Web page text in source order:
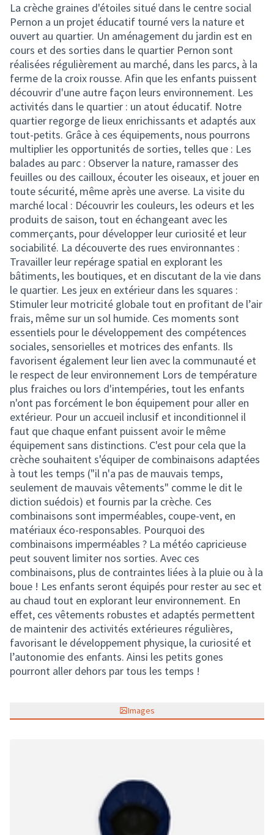
La crèche graines d'étoiles situé dans le centre social
Pernon a un projet éducatif tourné vers la nature et
ouvert au quartier. Un aménagement du jardin est en
cours et des sorties dans le quartier Pernon sont
réalisées régulièrement au marché, dans les parcs, à la
ferme de la croix rousse. Afin que les enfants puissent
découvrir d'une autre façon leurs environnement. Les
activités dans le quartier : un atout éducatif. Notre
quartier regorge de lieux enrichissants et adaptés aux
tout-petits. Grâce à ces équipements, nous pourrons
multiplier les opportunités de sorties, telles que : Les
balades au parc : Observer la nature, ramasser des
feuilles ou des cailloux, écouter les oiseaux, et jouer en
toute sécurité, même après une averse. La visite du
marché local : Découvrir les couleurs, les odeurs et les
produits de saison, tout en échangeant avec les
commerçants, pour développer leur curiosité et leur
sociabilité. La découverte des rues environnantes :
Travailler leur repérage spatial en explorant les
bâtiments, les boutiques, et en discutant de la vie dans
le quartier. Les jeux en extérieur dans les squares :
Stimuler leur motricité globale tout en profitant de l’air
frais, même sur un sol humide. Ces moments sont
essentiels pour le développement des compétences
sociales, sensorielles et motrices des enfants. Ils
favorisent également leur lien avec la communauté et
le respect de leur environnement Lors de température
plus fraiches ou lors d'intempéries, tout les enfants
n'ont pas forcément le bon équipement pour aller en
extérieur. Pour un accueil inclusif et inconditionnel il
faut que chaque enfant puissent avoir le même
équipement sans distinctions. C'est pour cela que la
crèche souhaitent s'équiper de combinaisons adaptées
à tout les temps ("il n'a pas de mauvais temps,
seulement de mauvais vêtements" comme le dit le
diction suédois) et fournis par la crèche. Ces
combinaisons sont imperméables, coupe-vent, en
matériaux éco-responsables. Pourquoi des
combinaisons imperméables ? La météo capricieuse
peut souvent limiter nos sorties. Avec ces
combinaisons, plus de contraintes liées à la pluie ou à la
boue ! Les enfants seront équipés pour rester au sec et
au chaud tout en explorant leur environnement. En
effet, ces vêtements robustes et adaptés permettent
de maintenir des activités extérieures régulières,
favorisant le développement physique, la curiosité et
l’autonomie des enfants. Ainsi les petits gones
pourront aller dehors par tous les temps !
Images